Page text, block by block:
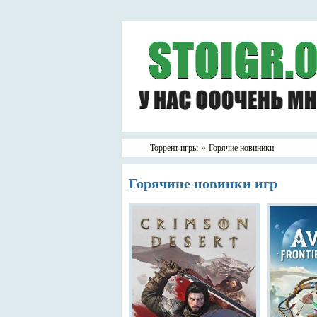
Торрент игры » Горячие новиники
Горячине новинки игр